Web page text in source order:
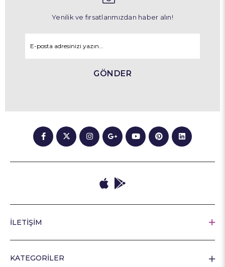
Yenilik ve fırsatlarımızdan haber alın!
GÖNDER
İLETİŞİM
KATEGORİLER